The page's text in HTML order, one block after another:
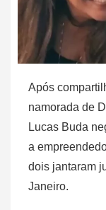
Após
namorada de
Lucas Buda
a
dois jantaram
Janeiro.